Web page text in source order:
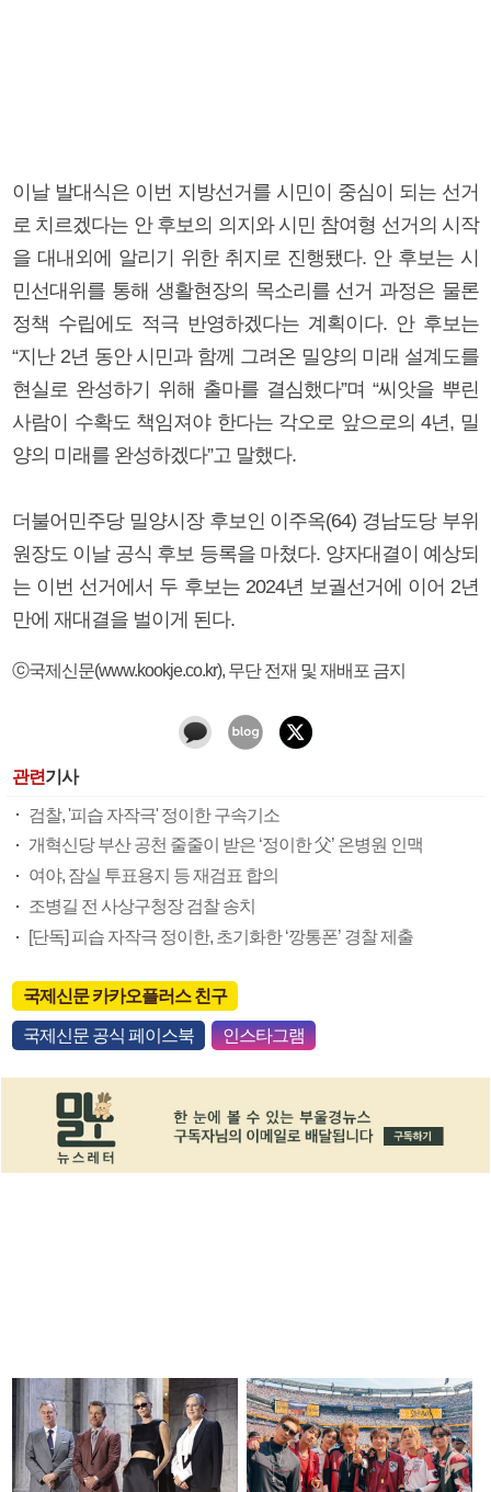
이날 발대식은 이번 지방선거를 시민이 중심이 되는 선거
로 치르겠다는 안 후보의 의지와 시민 참여형 선거의 시작
을 대내외에 알리기 위한 취지로 진행됐다. 안 후보는 시
민선대위를 통해 생활현장의 목소리를 선거 과정은 물론
정책 수립에도 적극 반영하겠다는 계획이다. 안 후보는
“지난 2년 동안 시민과 함께 그려온 밀양의 미래 설계도를
현실로 완성하기 위해 출마를 결심했다”며 “씨앗을 뿌린
사람이 수확도 책임져야 한다는 각오로 앞으로의 4년, 밀
양의 미래를 완성하겠다”고 말했다.
더불어민주당 밀양시장 후보인 이주옥(64) 경남도당 부위
원장도 이날 공식 후보 등록을 마쳤다. 양자대결이 예상되
는 이번 선거에서 두 후보는 2024년 보궐선거에 이어 2년
만에 재대결을 벌이게 된다.
ⓒ국제신문(www.kookje.co.kr), 무단 전재 및 재배포 금지
관련기사
검찰, '피습 자작극' 정이한 구속기소
개혁신당 부산 공천 줄줄이 받은 ‘정이한 父’ 온병원 인맥
여야, 잠실 투표용지 등 재검표 합의
조병길 전 사상구청장 검찰 송치
[단독] 피습 자작극 정이한, 초기화한 ‘깡통폰’ 경찰 제출
국제신문 카카오플러스 친구
국제신문 공식 페이스북 인스타그램